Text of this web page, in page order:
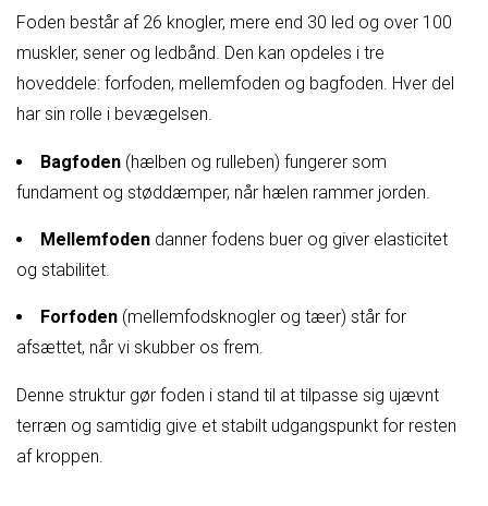
Foden består af 26 knogler, mere end 30 led og over 100
muskler, sener og ledbånd. Den kan opdeles i tre
hoveddele: forfoden, mellemfoden og bagfoden. Hver del
har sin rolle i bevægelsen.
Bagfoden (hælben og rulleben) fungerer som
fundament og støddæmper, når hælen rammer jorden.
Mellemfoden danner fodens buer og giver elasticitet
og stabilitet.
Forfoden (mellemfodsknogler og tæer) står for
afsættet, når vi skubber os frem.
Denne struktur gør foden i stand til at tilpasse sig ujævnt
terræn og samtidig give et stabilt udgangspunkt for resten
af kroppen.